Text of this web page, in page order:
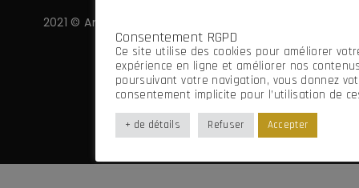
2021 © Amicale 11 ·
Mentions légales
Imaginé par Frenchify
Consentement RGPD
Ce site utilise des cookies pour améliorer
expérience en ligne et améliorer nos
poursuivant votre navigation, vous donnez
consentement implicite pour l’utilisation de
+ de détails Refuser Accepter